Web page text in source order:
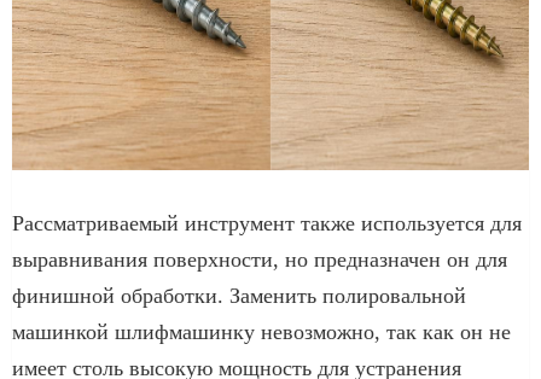
Рассматриваемый инструмент также используется для
выравнивания поверхности, но предназначен он для
финишной обработки. Заменить полировальной
машинкой шлифмашинку невозможно, так как он не
имеет столь высокую мощность для устранения